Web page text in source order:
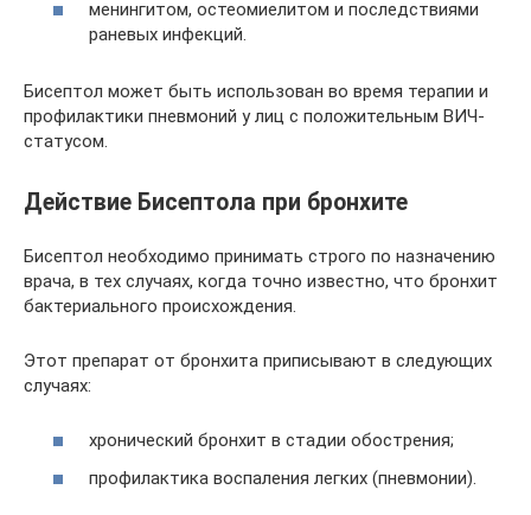
менингитом, остеомиелитом и последствиями
раневых инфекций.
Бисептол может быть использован во время терапии и
профилактики пневмоний у лиц с положительным ВИЧ-
статусом.
Действие Бисептола при бронхите
Бисептол необходимо принимать строго по назначению
врача, в тех случаях, когда точно известно, что бронхит
бактериального происхождения.
Этот препарат от бронхита приписывают в следующих
случаях:
хронический бронхит в стадии обострения;
профилактика воспаления легких (пневмонии).